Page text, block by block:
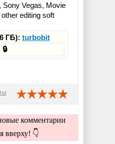
Sony Vegas, Movie
editing soft
ГБ): turbobit
🔒
комментарии
вверху! 👇